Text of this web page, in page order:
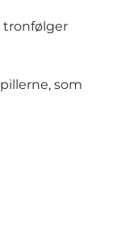
tronfølger
som